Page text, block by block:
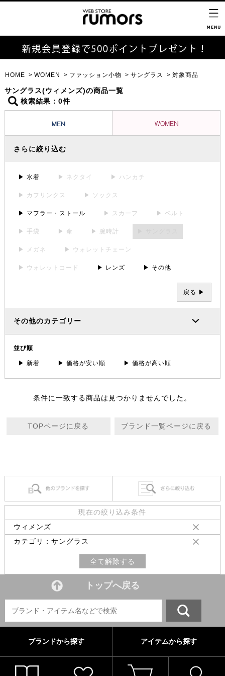
HOME WOMEN ファッション小物 サングラス 対象商品
サングラス(ウィメンズ)の商品一覧
検索結果：0件
さらに絞り込む
▶ 水着 ▶ ネクタイ ▶ ハンカチ
▶ カフリンクス ▶ ソックス
▶ マフラー・ストール ▶ スカーフ ▶ ベルト
▶ 手袋 ▶ 傘 ▶ 腕時計
▶ メガネ ▶ ウォレットチェーン
▶ ウォレットコード ▶ レンズ ▶ その他
戻る ▶
その他のカテゴリー
並び順
▶ 新着 ▶ 価格が安い順 ▶ 価格が高い順
条件に一致する商品は見つかりませんでした。
TOPページに戻る ブランド一覧ページに戻る
現在の絞り込み条件
ウィメンズ
カテゴリ：サングラス
全て解除する
トップへ戻る
ブランドから探す アイテムから探す